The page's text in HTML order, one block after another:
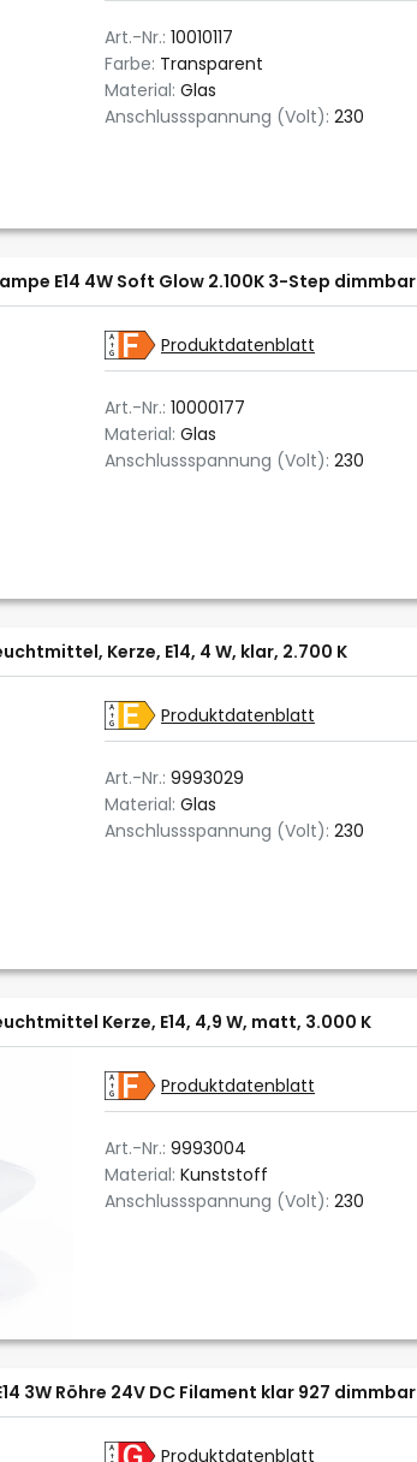
Art.-Nr.: 10010117
Farbe: Transparent
Material: Glas
Anschlussspannung (Volt): 230
E14 4W Soft Glow 2.100K 3-Step dimmbar
Produktdatenblatt
Art.-Nr.: 10000177
Material: Glas
Anschlussspannung (Volt): 230
Kerze, E14, 4 W, klar, 2.700 K
Produktdatenblatt
Art.-Nr.: 9993029
Material: Glas
Anschlussspannung (Volt): 230
Kerze, E14, 4,9 W, matt, 3.000 K
Produktdatenblatt
Art.-Nr.: 9993004
Material: Kunststoff
Anschlussspannung (Volt): 230
E14 3W Röhre 24V DC Filament klar 927 dimmbar
Produktdatenblatt